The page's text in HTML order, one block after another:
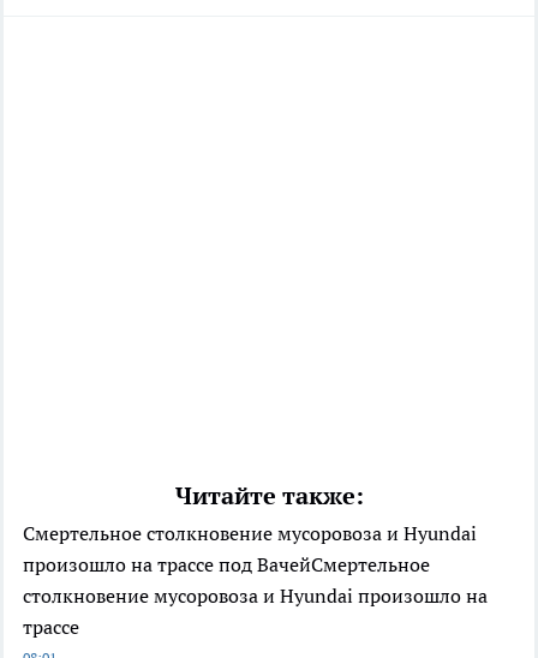
Читайте также:
Смертельное столкновение мусоровоза и Hyundai
произошло на трассе под ВачейСмертельное
столкновение мусоровоза и Hyundai произошло на
трассе